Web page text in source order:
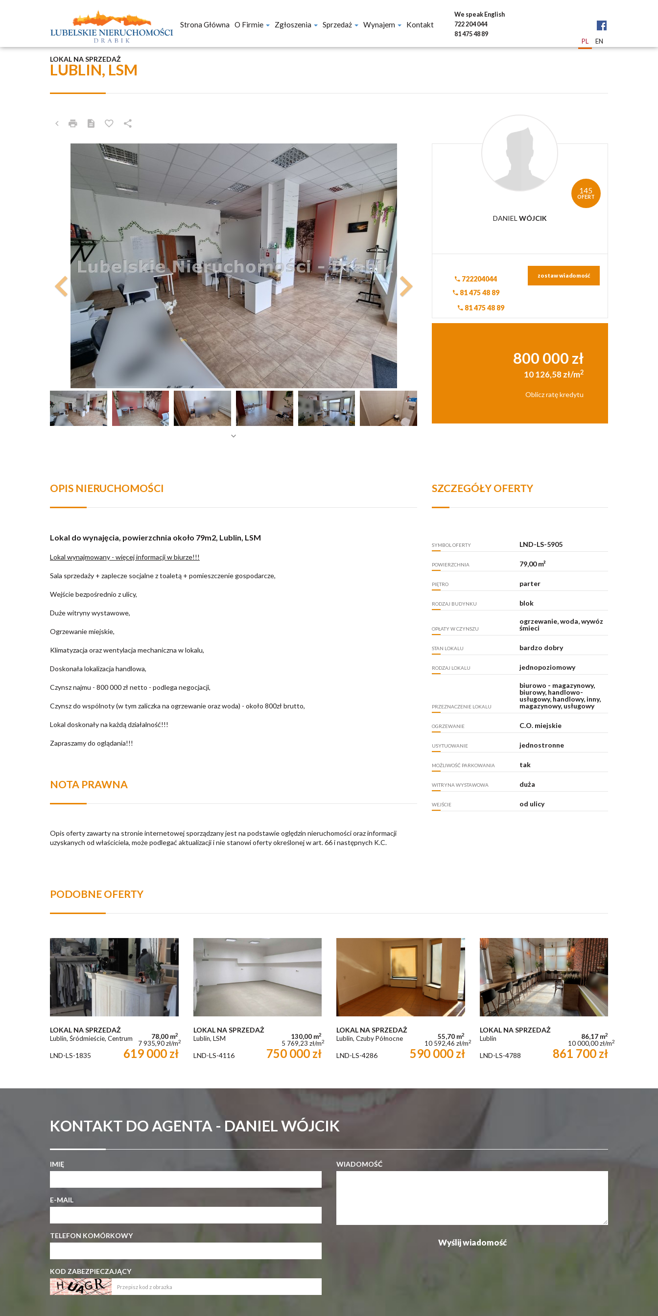
Strona Główna O Firmie Zgłoszenia Sprzedaż Wynajem Kontakt
We speak English
722 204 044
81 475 48 89
PL EN
LUBLIN, LSM
LOKAL NA SPRZEDAŻ
145
OFERT
DANIEL WÓJCIK
722204044
81 475 48 89
81 475 48 89
zostaw wiadomość
800 000 zł
10 126,58 zł/m2
Oblicz ratę kredytu
OPIS NIERUCHOMOŚCI
Lokal do wynajęcia, powierzchnia około 79m2, Lublin, LSM
Lokal wynajmowany - więcej informacji w biurze!!!
Sala sprzedaży + zaplecze socjalne z toaletą + pomieszczenie gospodarcze,
Wejście bezpośrednio z ulicy,
Duże witryny wystawowe,
Ogrzewanie miejskie,
Klimatyzacja oraz wentylacja mechaniczna w lokalu,
Doskonała lokalizacja handlowa,
Czynsz najmu - 800 000 zł netto - podlega negocjacji,
Czynsz do wspólnoty (w tym zaliczka na ogrzewanie oraz woda) - około 800zł brutto,
Lokal doskonały na każdą działalność!!!
Zapraszamy do oglądania!!!
NOTA PRAWNA
Opis oferty zawarty na stronie internetowej sporządzany jest na podstawie oględzin nieruchomości oraz informacji
uzyskanych od właściciela, może podlegać aktualizacji i nie stanowi oferty określonej w art. 66 i następnych K.C.
SZCZEGÓŁY OFERTY
SYMBOL OFERTY LND-LS-5905
POWIERZCHNIA 79,00 m²
PIĘTRO parter
RODZAJ BUDYNKU blok
OPŁATY W CZYNSZU
ogrzewanie, woda, wywóz
śmieci
STAN LOKALU bardzo dobry
RODZAJ LOKALU jednopoziomowy
PRZEZNACZENIE LOKALU
biurowo - magazynowy,
biurowy, handlowo-
usługowy, handlowy, inny,
magazynowy, usługowy
OGRZEWANIE C.O. miejskie
USYTUOWANIE jednostronne
MOŻLIWOŚĆ PARKOWANIA tak
WITRYNA WYSTAWOWA duża
WEJŚCIE od ulicy
PODOBNE OFERTY
LOKAL NA SPRZEDAŻ
Lublin, Śródmieście, Centrum 78,00 m2
7 935,90 zł/m2
LND-LS-1835 619 000 zł
LOKAL NA SPRZEDAŻ
Lublin, LSM 130,00 m2
5 769,23 zł/m2
LND-LS-4116 750 000 zł
LOKAL NA SPRZEDAŻ
Lublin, Czuby Północne 55,70 m2
10 592,46 zł/m2
LND-LS-4286 590 000 zł
LOKAL NA SPRZEDAŻ
Lublin 86,17 m2
10 000,00 zł/m2
LND-LS-4788 861 700 zł
KONTAKT DO AGENTA - DANIEL WÓJCIK
IMIĘ
E-MAIL
TELEFON KOMÓRKOWY
KOD ZABEZPIECZAJĄCY
WIADOMOŚĆ